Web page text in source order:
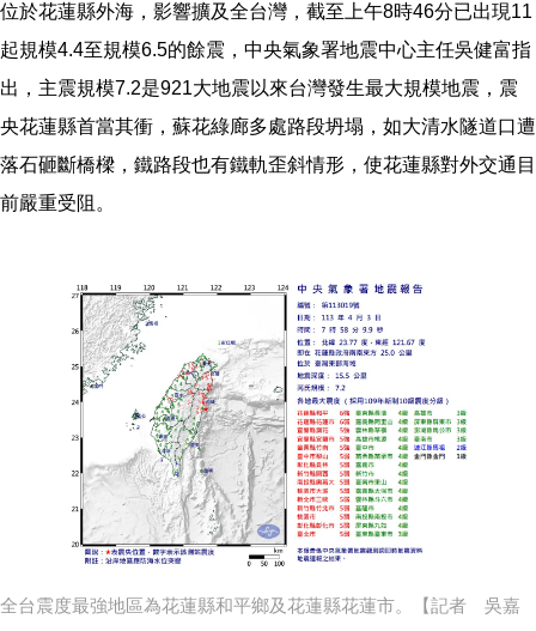
位於花蓮縣外海，影響擴及全台灣，截至上午8時46分已出現11
起規模4.4至規模6.5的餘震，中央氣象署地震中心主任吳健富指
出，主震規模7.2是921大地震以來台灣發生最大規模地震，震
央花蓮縣首當其衝，蘇花綠廊多處路段坍塌，如大清水隧道口遭
落石砸斷橋樑，鐵路段也有鐵軌歪斜情形，使花蓮縣對外交通目
前嚴重受阻。
全台震度最強地區為花蓮縣和平鄉及花蓮縣花蓮市。【記者 吳嘉